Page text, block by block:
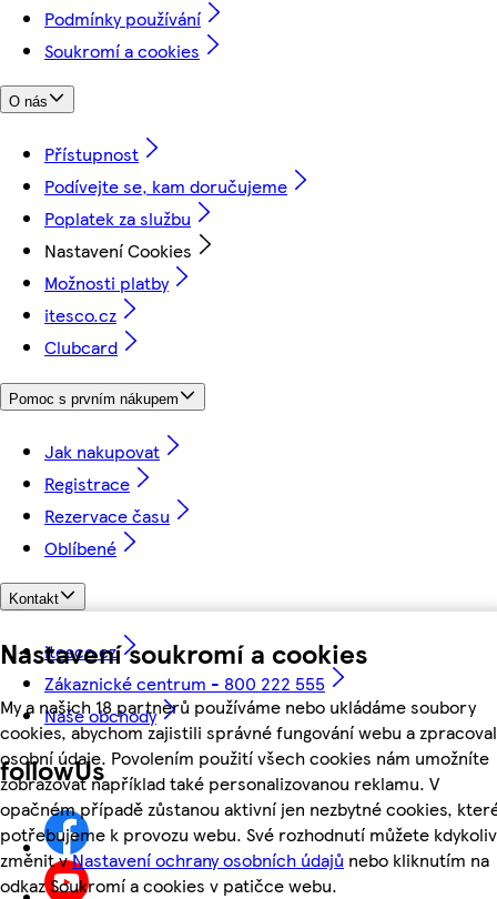
Nastavení soukromí a cookies
My a našich 18 partnerů používáme nebo ukládáme soubory
cookies, abychom zajistili správné fungování webu a
osobní údaje. Povolením použití všech cookies nám umožníte
zobrazovat například také personalizovanou reklamu. V
opačném případě zůstanou aktivní jen nezbytné cookies,
potřebujeme k provozu webu. Své rozhodnutí můžete kdykoliv
změnit vNastavení ochrany osobních údajů nebo kliknutím na
odkaz Soukromí a cookies v patičce webu.
Podmínky používání
Soukromí a cookies
O nás
Přístupnost
Podívejte se, kam doručujeme
Poplatek za službu
Nastavení Cookies
Možnosti platby
itesco.cz
Clubcard
Pomoc s prvním nákupem
Jak nakupovat
Registrace
Rezervace času
Oblíbené
Kontakt
itesco.cz
Zákaznické centrum - 800 222 555
Naše obchody
followUs